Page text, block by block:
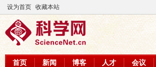
设为首页 收藏本站
首页 新闻 博客 人才 会议